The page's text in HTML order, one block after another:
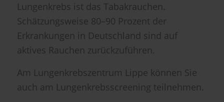
Lungenkrebs ist das Tabakrauchen.
Schätzungsweise 80–90 Prozent der
Erkrankungen in Deutschland sind auf
aktives Rauchen zurückzuführen.
Am Lungenkrebszentrum Lippe können Sie
auch am Lungenkrebsscreening teilnehmen.